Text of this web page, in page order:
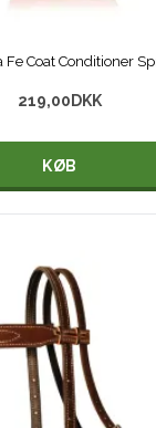
Fe Coat Conditioner
219,00 DKK
KØB
KØB